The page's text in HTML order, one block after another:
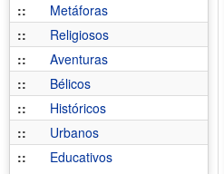
::
Metáforas
::
Religiosos
::
Aventuras
::
Bélicos
::
Históricos
::
Urbanos
::
Educativos